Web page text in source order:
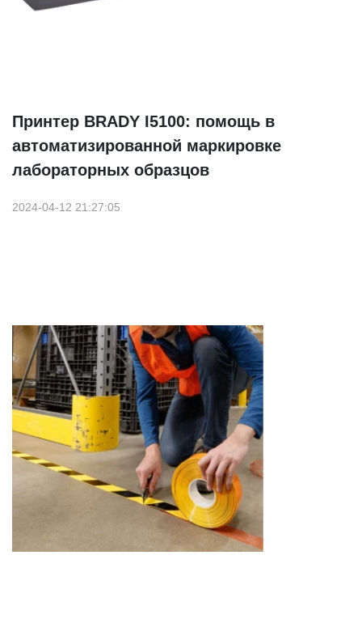
Принтер BRADY I5100: помощь в
автоматизированной маркировке
лабораторных образцов
2024-04-12 21:27:05